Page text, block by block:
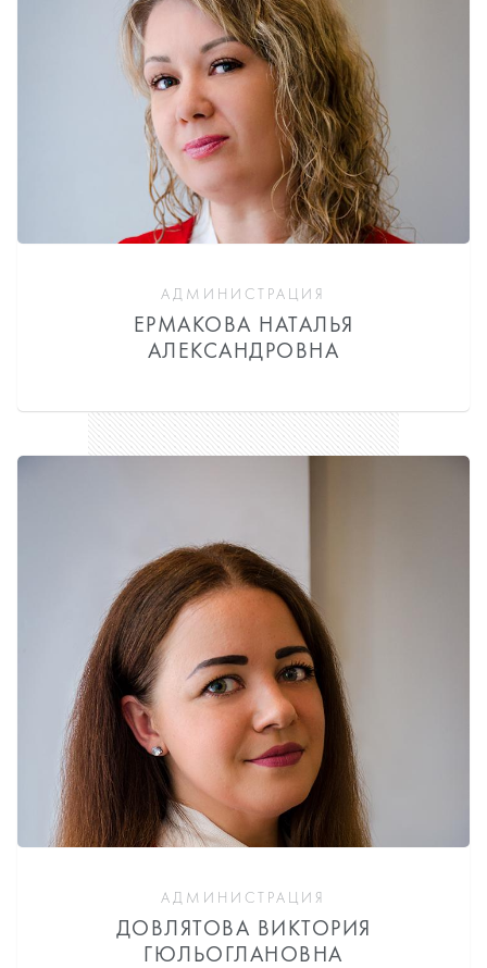
АДМИНИСТРАЦИЯ
ЕРМАКОВА НАТАЛЬЯ
АЛЕКСАНДРОВНА
АДМИНИСТРАЦИЯ
ДОВЛЯТОВА ВИКТОРИЯ
ГЮЛЬОГЛАНОВНА